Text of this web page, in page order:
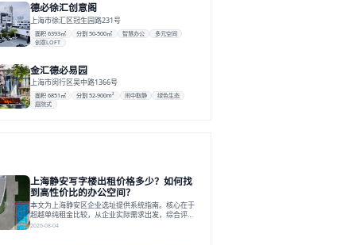
德必徐汇创意阁
上海市徐汇区冠生园路231号
面积 6393㎡ 分割 50-500㎡ 智慧办公
多元空间
创意LOFT
金汇德必易园
上海市闵行区吴中路1366号
面积 6851㎡ 分割 52-900m² 闹中取静
绿色生态
庭院式
上海静安写字楼出租价格多少？如何找
到高性价比的办公空间？
本文为上海静安区企业选址提供系统指南。核心在于
超越单纯租金比较，从企业实际需求出发，综合评估
交通、硬件、空间弹性、配套服务及产业生态等多维
2026-08-04